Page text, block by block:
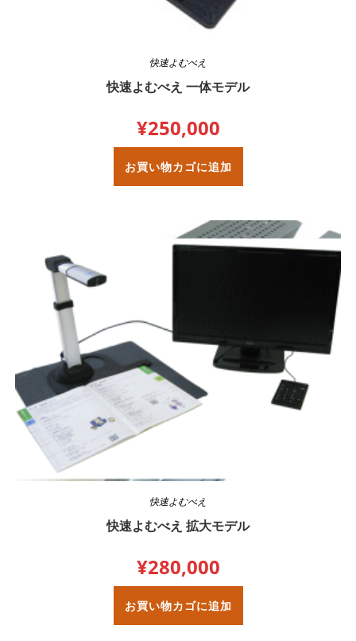
快速よむべえ
快速よむべえ 一体モデル
¥250,000
お買い物カゴに追加
快速よむべえ
快速よむべえ 拡大モデル
¥280,000
お買い物カゴに追加